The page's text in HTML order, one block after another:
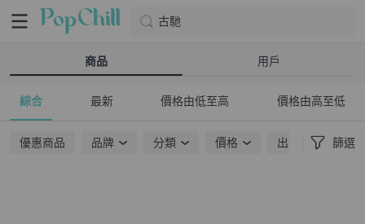
古馳
商品 用戶
綜合 最新 價格由低至高 價格由高至低
優惠商品 品牌 分類 價格 出貨地點 篩選